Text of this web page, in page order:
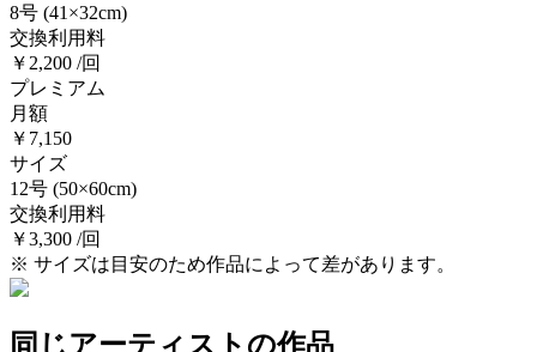
8号 (41×32cm)
交換利用料
￥2,200 /回
プレミアム
月額
￥7,150
サイズ
12号 (50×60cm)
交換利用料
￥3,300 /回
※ サイズは目安のため作品によって差があります。
同じアーティストの作品